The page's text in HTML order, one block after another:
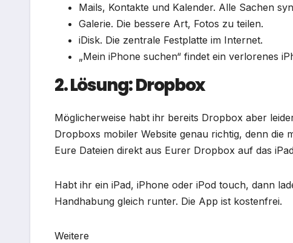
Mails, Kontakte und Kalender. Alle Sachen
Galerie. Die bessere Art, Fotos zu teilen.
iDisk. Die zentrale Festplatte im Internet.
„Mein iPhone suchen“ findet ein verlorenes
2. Lösung: Dropbox
Möglicherweise habt ihr bereits Dropbox aber
Dropboxs mobiler Website genau richtig, denn die
Eure Dateien direkt aus Eurer Dropbox auf das
Habt ihr ein iPad, iPhone oder iPod touch, dann
Handhabung gleich runter. Die App ist kostenfrei.
Weitere